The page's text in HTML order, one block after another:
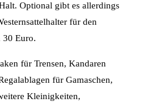
Optional gibt es allerdings
für den
30 Euro.
für Trensen, Kandaren
für Gamaschen,
Kleinigkeiten,